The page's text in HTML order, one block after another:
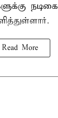
நடிகை
Read More